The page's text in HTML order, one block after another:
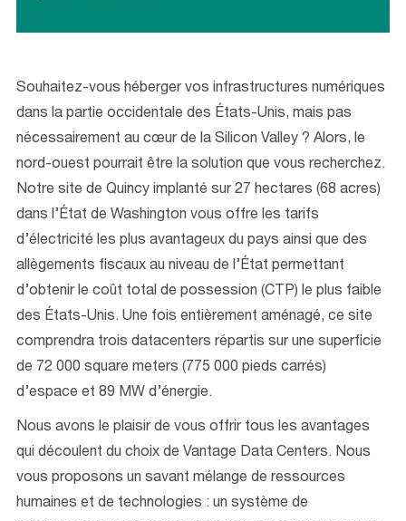
Souhaitez-vous héberger vos infrastructures numériques
dans la partie occidentale des États-Unis, mais pas
nécessairement au cœur de la Silicon Valley ? Alors, le
nord-ouest pourrait être la solution que vous recherchez.
Notre site de Quincy implanté sur 27 hectares (68 acres)
dans l’État de Washington vous offre les tarifs
d’électricité les plus avantageux du pays ainsi que des
allègements fiscaux au niveau de l’État permettant
d’obtenir le coût total de possession (CTP) le plus faible
des États-Unis. Une fois entièrement aménagé, ce site
comprendra trois datacenters répartis sur une superficie
de 72 000 square meters (775 000 pieds carrés)
d’espace et 89 MW d’énergie.
Nous avons le plaisir de vous offrir tous les avantages
qui découlent du choix de Vantage Data Centers. Nous
vous proposons un savant mélange de ressources
humaines et de technologies : un système de